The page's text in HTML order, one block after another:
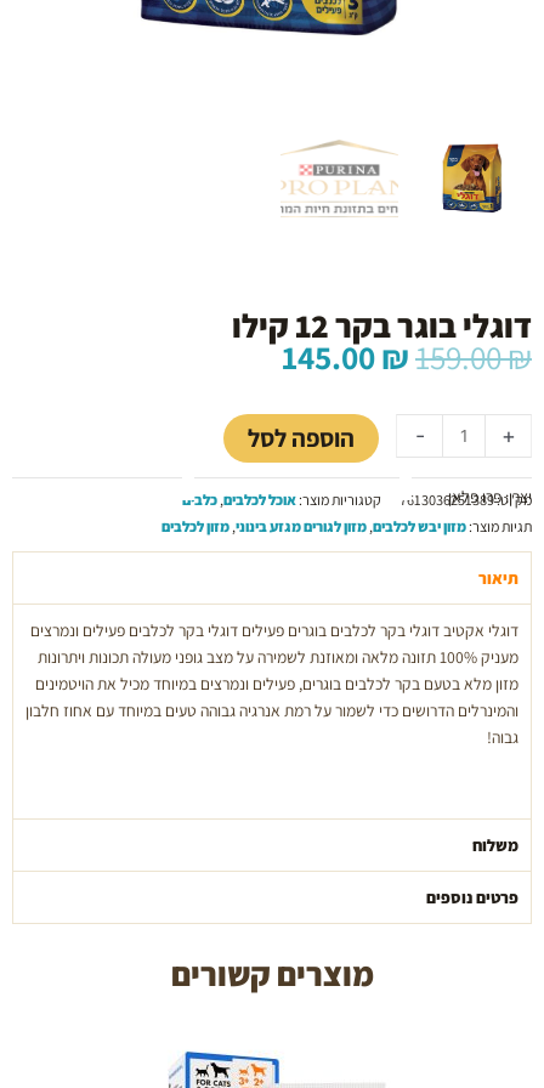
דוגלי בוגר בקר 12 קילו
159.00₪ המחיר
המקורי
היה:
159.00 ₪.
145.00₪ המחיר
הוא:
145.00 ₪. -
של
דוגלי
בקר
12
קילו
+ הוספה לסל
יצרן: פרו פלאן
מק"ט:7613036251389 קטגוריות מוצר:אוכל לכלבים,כלבים
תגיות מוצר:מזון יבש לכלבים,מזון לגורים מגזע בינוני,מזון לכלבים
תיאור
דוגלי אקטיב דוגלי בקר לכלבים בוגרים פעילים דוגלי בקר לכלבים פעילים ונמרצים
מעניק 100% תזונה מלאה ומאוזנת לשמירה על מצב גופני מעולה תכונות ויתרונות
מזון מלא בטעם בקר לכלבים בוגרים, פעילים ונמרצים במיוחד מכיל את הויטמינים
והמינרלים הדרושים כדי לשמור על רמת אנרגיה גבוהה טעים במיוחד עם אחוז חלבון
גבוה!
משלוח
פרטים נוספים
מוצרים קשורים